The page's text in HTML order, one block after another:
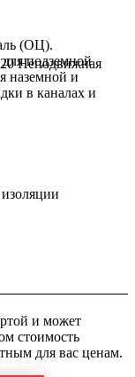
Неподвижная
(ОЦ).
подземной
наземной и
в каналах и
и может
стоимость
для вас ценам.